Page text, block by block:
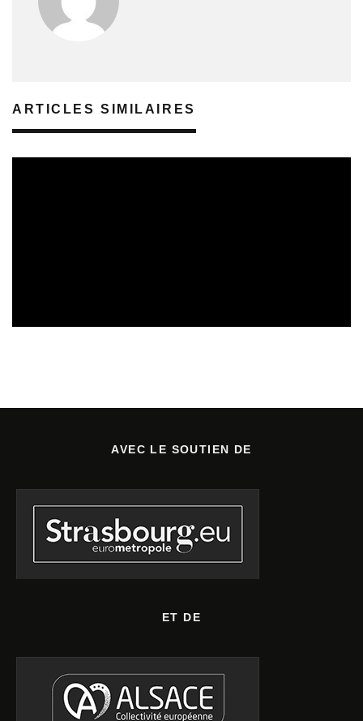
ARTICLES SIMILAIRES
AVEC LE SOUTIEN DE
ET DE